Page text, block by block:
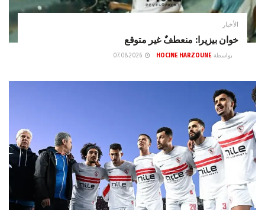
الأخبار
خوان بيزيرا: منعطفٌ غير متوقع
بواسطة HOCINE HARZOUNE